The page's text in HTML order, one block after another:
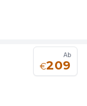
Ab
€209